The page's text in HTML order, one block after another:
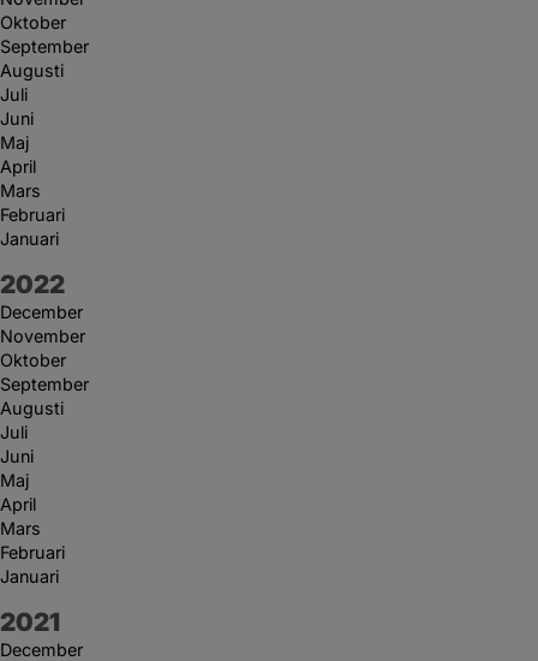
Oktober
September
Augusti
Juli
Juni
Maj
April
Mars
Februari
Januari
År:
2022
December
November
Oktober
September
Augusti
Juli
Juni
Maj
April
Mars
Februari
Januari
År:
2021
December